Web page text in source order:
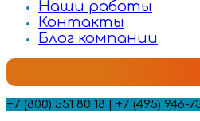
Наши работы
Контакты
Блог компании
+7 (800) 551 80 18 | +7 (495) 946-